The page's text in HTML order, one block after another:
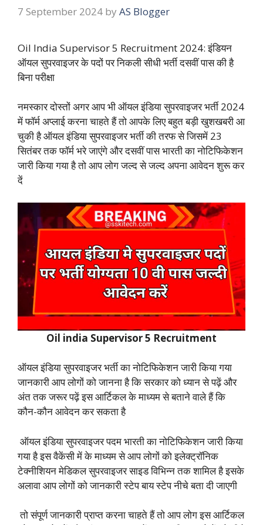
7 September 2024 by AS Blogger
Oil India Supervisor 5 Recruitment 2024: इंडियन
ऑयल सुपरवाइजर के पदों पर निकली सीधी भर्ती दसवीं पास की है
बिना परीक्षा
नमस्कार दोस्तों अगर आप भी ऑयल इंडिया सुपरवाइजर भर्ती 2024
में फॉर्म अप्लाई करना चाहते हैं तो आपके लिए बहुत बड़ी खुशखबरी आ
चुकी है ऑयल इंडिया सुपरवाइजर भर्ती की तरफ से जिसमें 23
सितंबर तक फॉर्म भरे जाएंगे और दसवीं पास भारती का नोटिफिकेशन
जारी किया गया है तो आप लोग जल्द से जल्द अपना आवेदन शुरू कर
दें
Oil india Supervisor 5 Recruitment
ऑयल इंडिया सुपरवाइजर भर्ती का नोटिफिकेशन जारी किया गया
जानकारी आप लोगों को जानना है कि सरकार को ध्यान से पढ़ें और
अंत तक जरूर पढ़ें इस आर्टिकल के माध्यम से बताने वाले हैं कि
कौन-कौन आवेदन कर सकता है
ऑयल इंडिया सुपरवाइजर पदम भारती का नोटिफिकेशन जारी किया
गया है इस वैकेंसी में के माध्यम से आप लोगों को इलेक्ट्रॉनिक
टेक्नीशियन मेडिकल सुपरवाइजर साइड विभिन्न तक शामिल है इसके
अलावा आप लोगों को जानकारी स्टेप बाय स्टेप नीचे बता दी जाएगी
तो संपूर्ण जानकारी प्राप्त करना चाहते हैं तो आप लोग इस आर्टिकल